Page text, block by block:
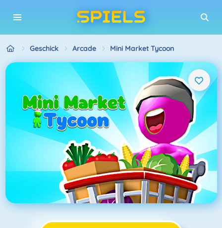
Geschick Arcade Mini Market Tycoon